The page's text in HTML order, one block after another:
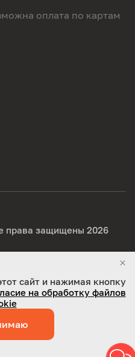
оплата по картам
права защищены 2026
сайт и нажимая кнопку
на обработку файлов